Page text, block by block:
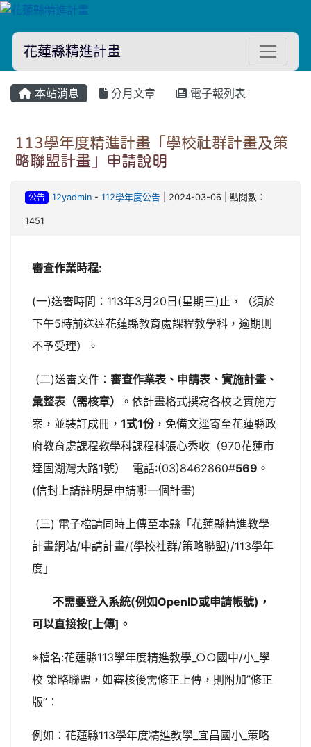
花蓮縣精進計畫
本站消息 分月文章 電子報列表
113學年度精進計畫「學校社群計畫及策
略聯盟計畫」申請說明
公告 12yadmin- 112學年度公告 | 2024-03-06 | 點閱數：
1451
審查作業時程:
(一)送審時間：113年3月20日(星期三)止，（須於
下午5時前送達花蓮縣教育處課程教學科，逾期則
不予受理）。
(二)送審文件： 審查作業表、申請表、實施計畫、
彙整表（需核章）
。依計畫格式撰寫各校之實施方
案，並裝訂成冊， 1式1份 ，免備文逕寄至花蓮縣政
府教育處課程教學科課程科張心秀收（970花蓮市
達固湖灣大路1號） 電話:(03)8462860#569 。
(信封上請註明是申請哪一個計畫)
(三) 電子檔請同時上傳至本縣「花蓮縣精進教學
計畫網站/申請計畫/(學校社群/策略聯盟)/113學年
度」
不需要登入系統(例如OpenID或申請帳號)，
可以直接按[上傳]。
※檔名:花蓮縣113學年度精進教學_○○國中/小_學
校 策略聯盟，如審核後需修正上傳，則附加”修正
版”：
例如：花蓮縣113學年度精進教學_宜昌國小_策略